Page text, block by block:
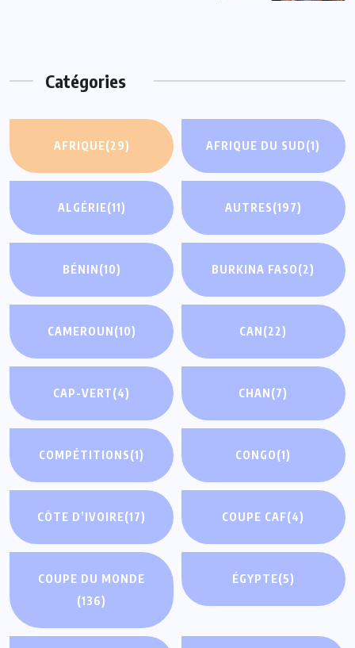
Catégories
AFRIQUE(29) AFRIQUE DU SUD(1)
ALGÉRIE(11) AUTRES(197)
BÉNIN(10) BURKINA FASO(2)
CAMEROUN(10) CAN(22)
CAP-VERT(4) CHAN(7)
COMPÉTITIONS(1) CONGO(1)
CÔTE D’IVOIRE(17) COUPE CAF(4)
COUPE DU MONDE
(136)
ÉGYPTE(5)